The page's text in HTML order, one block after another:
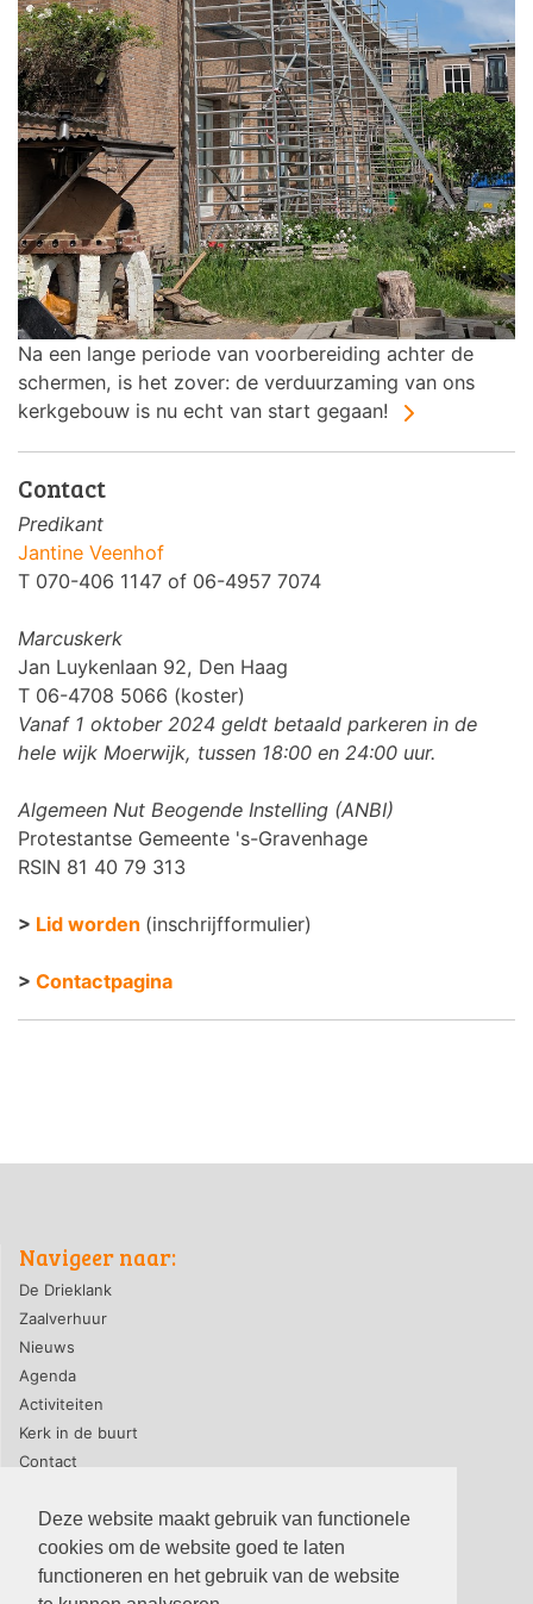
Deze website maakt gebruik van functionele
cookies om de website goed te laten
functioneren en het gebruik van de website
Na een lange periode van voorbereiding achter de
schermen, is het zover: de verduurzaming van ons
kerkgebouw is nu echt van start gegaan!
Contact
Predikant
Jantine Veenhof
T 070-406 1147 of 06-4957 7074
Marcuskerk
Jan Luykenlaan 92, Den Haag
T 06-4708 5066 (koster)
Vanaf 1 oktober 2024 geldt betaald parkeren in de
hele wijk Moerwijk, tussen 18:00 en 24:00 uur.
Algemeen Nut Beogende Instelling (ANBI)
Protestantse Gemeente 's-Gravenhage
RSIN 81 40 79 313
> Lid worden (inschrijfformulier)
> Contactpagina
Navigeer naar:
De Drieklank
Zaalverhuur
Nieuws
Agenda
Activiteiten
Kerk in de buurt
Contact
privacyverklaring|contact webmaster
© 2026, PG-De Drieklank